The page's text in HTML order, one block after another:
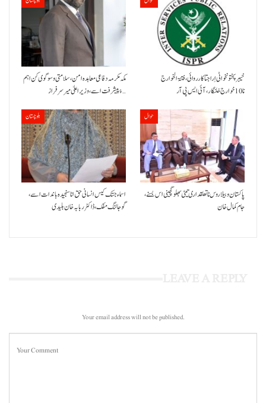
مکہ مکرمہ دفاعی معاہدہ امن، سلامتی و سوگوی کن اہم
ءُ پیشرفت اسے،وزیراعلیٰ میر سرفراز…
خیبر پختونخوا ٹی اِرا جتا کارروائی، فتنۃ الخوارج
نا 10خوارج خلنگار،آئی ایس پی آر
بلوچستان
اسماء جتک کیس انسانی حق انا سنجیدہ باندات اسے،
گوجالنگ مفک،ڈاکٹر ربابہ خان بلیدی
حوال
پاکستان و بیلاروس نا تعلقداری تیٹی بھلو گچینی اس بسنے،
جام کمال خان
Your email address will not be published.